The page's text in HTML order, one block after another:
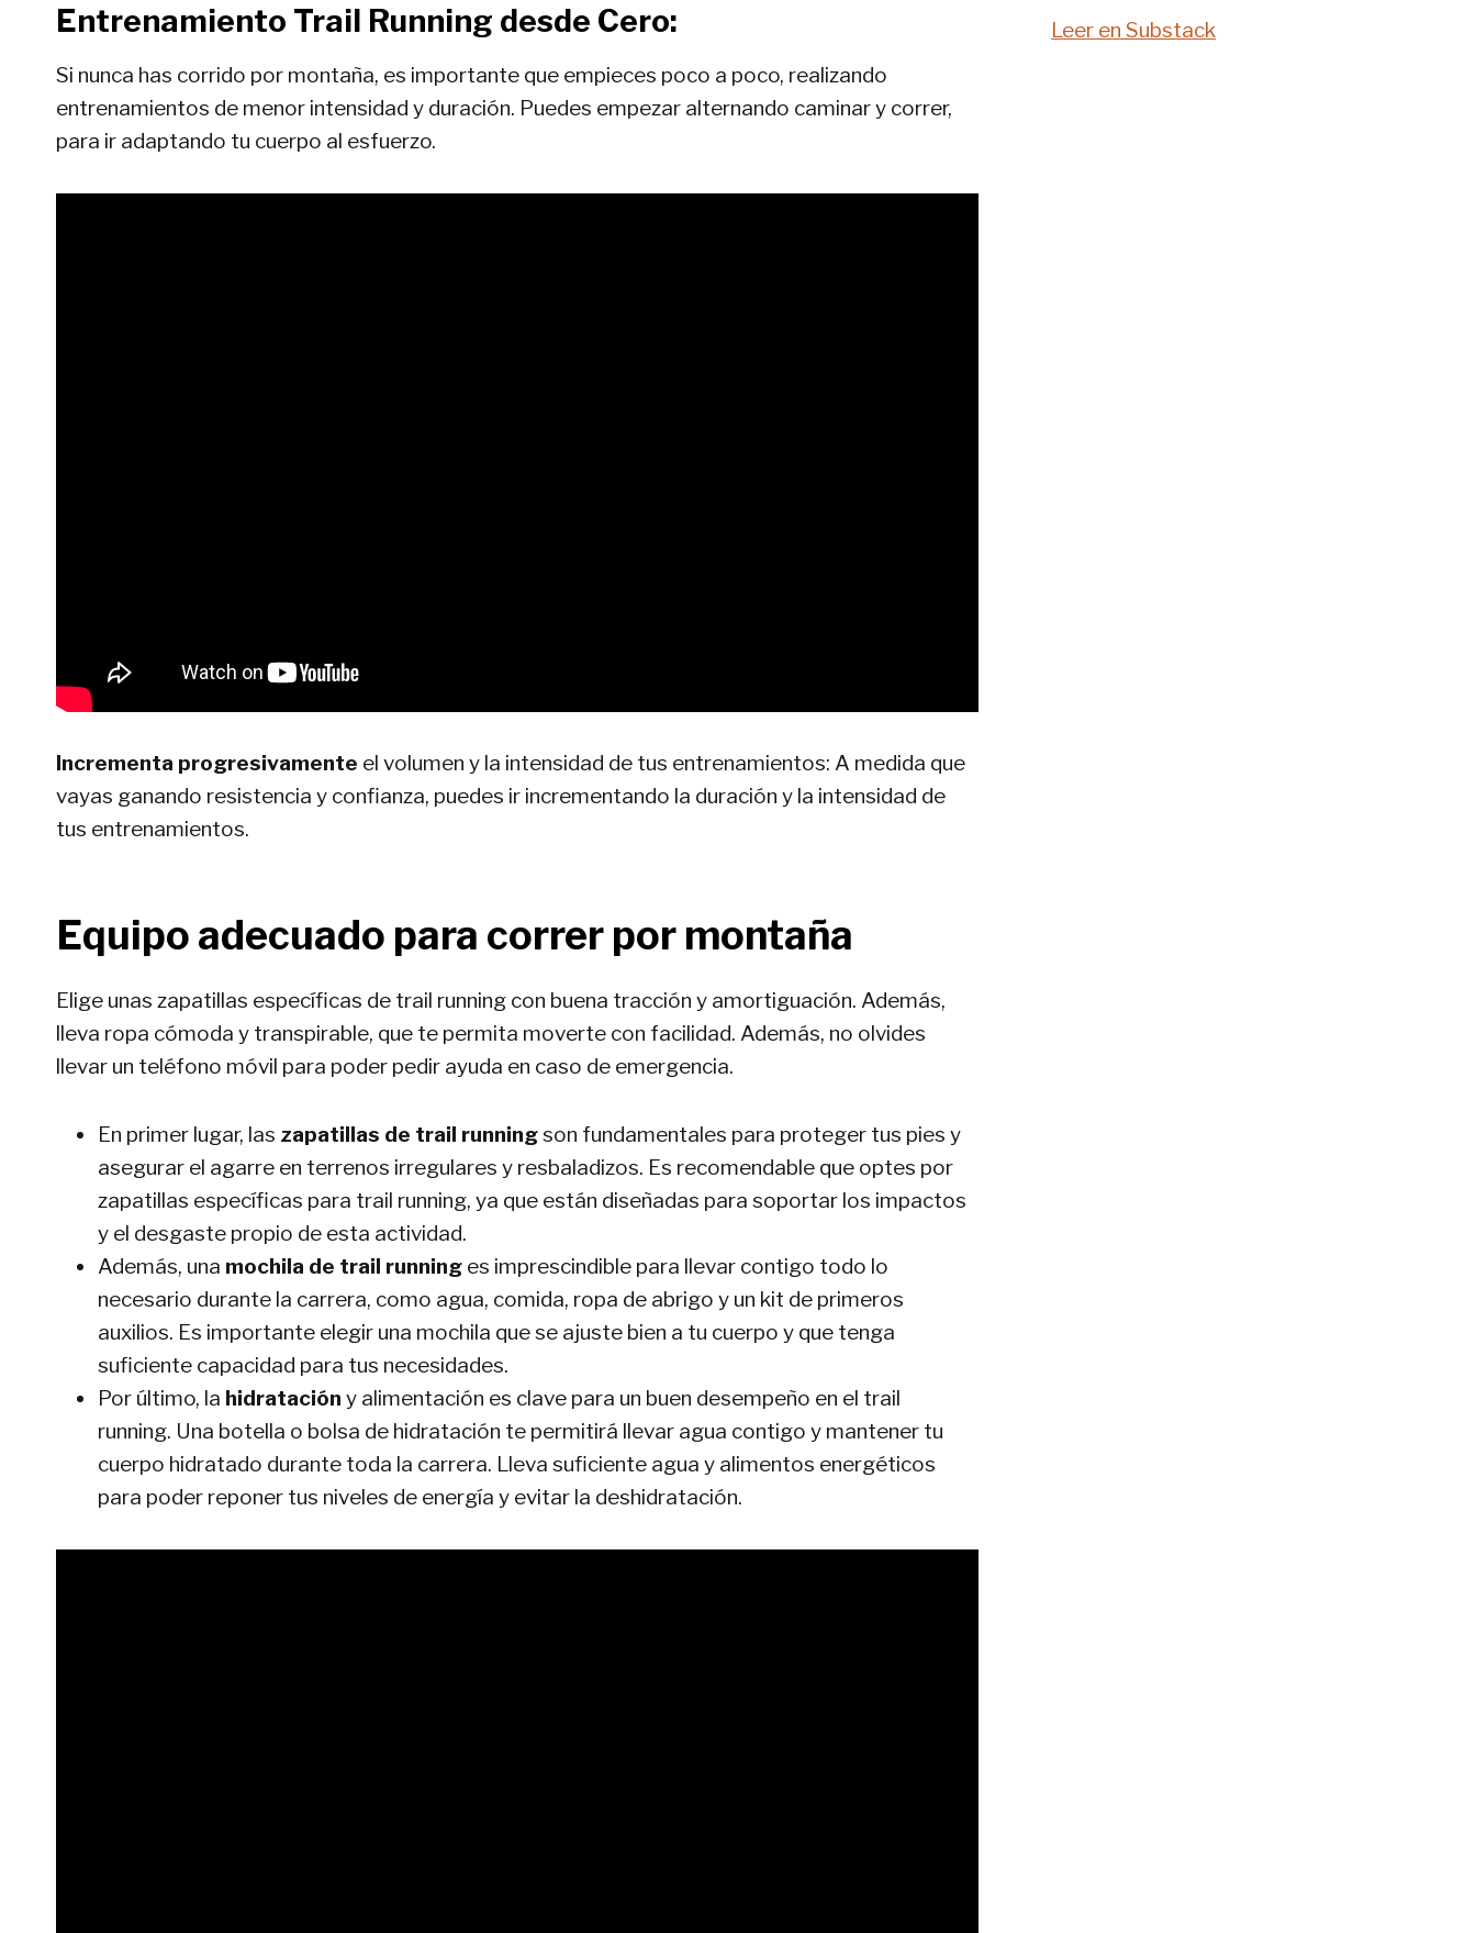
Entrenamiento Trail Running desde Cero:
Si nunca has corrido por montaña, es importante que empieces poco a poco, realizando
entrenamientos de menor intensidad y duración. Puedes empezar alternando caminar y correr,
para ir adaptando tu cuerpo al esfuerzo.
Incrementa progresivamente el volumen y la intensidad de tus entrenamientos: A medida que
vayas ganando resistencia y confianza, puedes ir incrementando la duración y la intensidad de
tus entrenamientos.
Equipo adecuado para correr por montaña
Elige unas zapatillas específicas de trail running con buena tracción y amortiguación. Además,
lleva ropa cómoda y transpirable, que te permita moverte con facilidad. Además, no olvides
llevar un teléfono móvil para poder pedir ayuda en caso de emergencia.
En primer lugar, las zapatillas de trail runningson fundamentales para proteger tus pies y
asegurar el agarre en terrenos irregulares y resbaladizos. Es recomendable que optes por
zapatillas específicas para trail running, ya que están diseñadas para soportar los impactos
y el desgaste propio de esta actividad.
Además, una mochila de trail running es imprescindible para llevar contigo todo lo
necesario durante la carrera, como agua, comida, ropa de abrigo y un kit de primeros
auxilios. Es importante elegir una mochila que se ajuste bien a tu cuerpo y que tenga
suficiente capacidad para tus necesidades.
Por último, la hidratación y alimentación es clave para un buen desempeño en el trail
running. Una botella o bolsa de hidratación te permitirá llevar agua contigo y mantener tu
cuerpo hidratado durante toda la carrera. Lleva suficiente agua y alimentos energéticos
para poder reponer tus niveles de energía y evitar la deshidratación.
Leer en Substack